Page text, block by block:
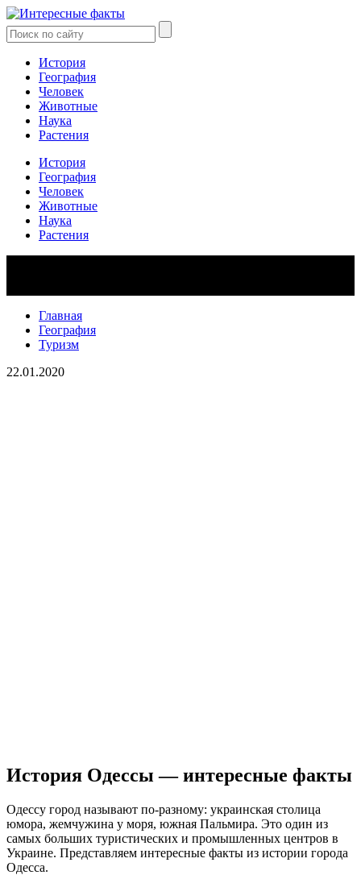
История
География
Человек
Животные
Наука
Растения
История
География
Человек
Животные
Наука
Растения
Главная
География
Туризм
22.01.2020
История Одессы — интересные факты
Одессу город называют по-разному: украинская столица
юмора, жемчужина у моря, южная Пальмира. Это один из
самых больших туристических и промышленных центров в
Украине. Представляем интересные факты из истории города
Одесса.